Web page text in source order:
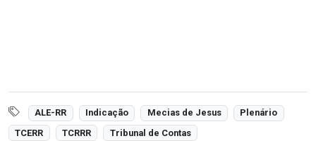
ALE-RR Indicação Mecias de Jesus
Plenário
TCERR
TCRRR Tribunal de Contas